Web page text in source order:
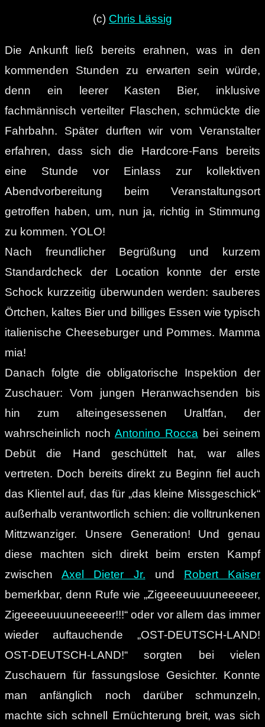
(c) Chris Lässig
Die Ankunft ließ bereits erahnen, was in den
kommenden Stunden zu erwarten sein würde,
denn ein leerer Kasten Bier, inklusive
fachmännisch verteilter Flaschen, schmückte die
Fahrbahn. Später durften wir vom Veranstalter
erfahren, dass sich die Hardcore-Fans bereits
eine Stunde vor Einlass zur kollektiven
Abendvorbereitung beim Veranstaltungsort
getroffen haben, um, nun ja, richtig in Stimmung
zu kommen. YOLO!
Nach freundlicher Begrüßung und kurzem
Standardcheck der Location konnte der erste
Schock kurzzeitig überwunden werden: sauberes
Örtchen, kaltes Bier und billiges Essen wie typisch
italienische Cheeseburger und Pommes. Mamma
mia!
Danach folgte die obligatorische Inspektion der
Zuschauer: Vom jungen Heranwachsenden bis
hin zum alteingesessenen Uraltfan, der
wahrscheinlich noch Antonino Rocca bei seinem
Debüt die Hand geschüttelt hat, war alles
vertreten. Doch bereits direkt zu Beginn fiel auch
das Klientel auf, das für „das kleine Missgeschick“
außerhalb verantwortlich schien: die volltrunkenen
Mittzwanziger. Unsere Generation! Und genau
diese machten sich direkt beim ersten Kampf
zwischenAxel Dieter Jr. und Robert Kaiser
bemerkbar, denn Rufe wie „Zigeeeeuuuuneeeeer,
Zigeeeeuuuuneeeeer!!!“ oder vor allem das immer
wieder auftauchende „OST-DEUTSCH-LAND!
OST-DEUTSCH-LAND!“ sorgten bei vielen
Zuschauern für fassungslose Gesichter. Konnte
man anfänglich noch darüber schmunzeln,
machte sich schnell Ernüchterung breit, was sich